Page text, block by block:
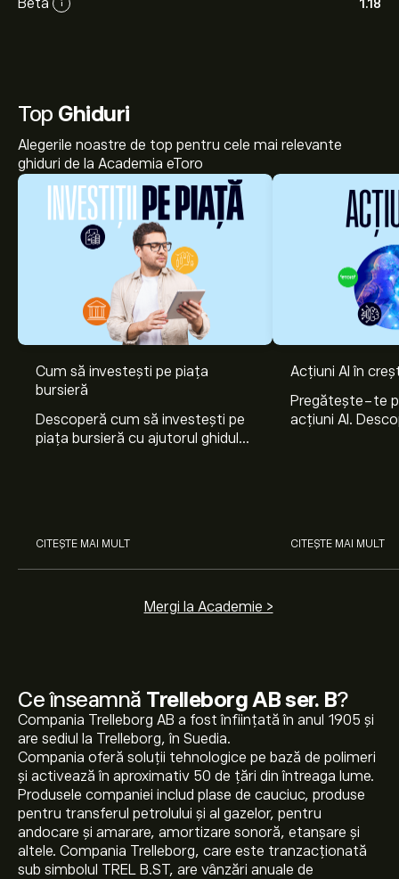
i 1.18
Ce înseamnă Trelleborg AB ser. B?
Compania Trelleborg AB a fost înființată în anul 1905 și
are sediul la Trelleborg, în Suedia.
Compania oferă soluții tehnologice pe bază de polimeri
și activează în aproximativ 50 de țări din întreaga lume.
Produsele companiei includ plase de cauciuc, produse
pentru transferul petrolului și al gazelor, pentru
andocare și amarare, amortizare sonoră, etanșare și
altele. Compania Trelleborg, care este tranzacționată
sub simbolul TREL B.ST, are vânzări anuale de
Top Ghiduri
Alegerile noastre de top pentru cele mai relevante
ghiduri de la Academia eToro
Cum să investești pe piața
bursieră
Descoperă cum să investești pe
piața bursieră cu ajutorul ghidului
CITEȘTE MAI MULT
Acțiuni AI în
Pregătește-te
acțiuni AI.
CITEȘTE MAI MULT
Mergi la Academie >